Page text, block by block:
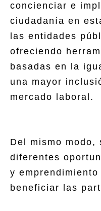
concienciar e
ciudadanía en
las entidades
ofreciendo
basadas en la
una mayor
mercado laboral.
Del mismo
diferentes
y
beneficiar las